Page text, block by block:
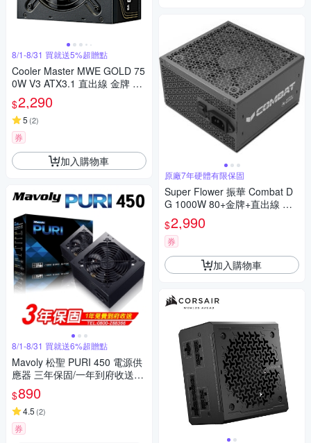
8/1-8/31 買就送5%超贈點
Cooler Master MWE GOLD 75
0W V3 ATX3.1 直出線 金牌 75
0w 電源供應器 黑色
$2,290
5 (2)
券
加入購物車
8/1-8/31 買就送6%超贈點
Mavoly 松聖 PURI 450 電源供
應器 三年保固/一年到府收送換
新
$890
4.5 (2)
券
原廠7年硬體有限保固
Super Flower 振華 Combat D
G 1000W 80+金牌+直出線 電
源供應器 ATX 3.1
$2,990
券
加入購物車